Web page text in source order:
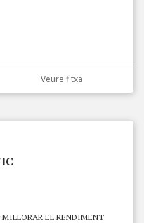
Veure fitxa
EL RENDIMENT